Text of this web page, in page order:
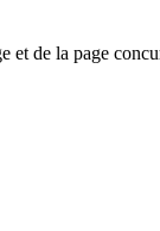
et de la page